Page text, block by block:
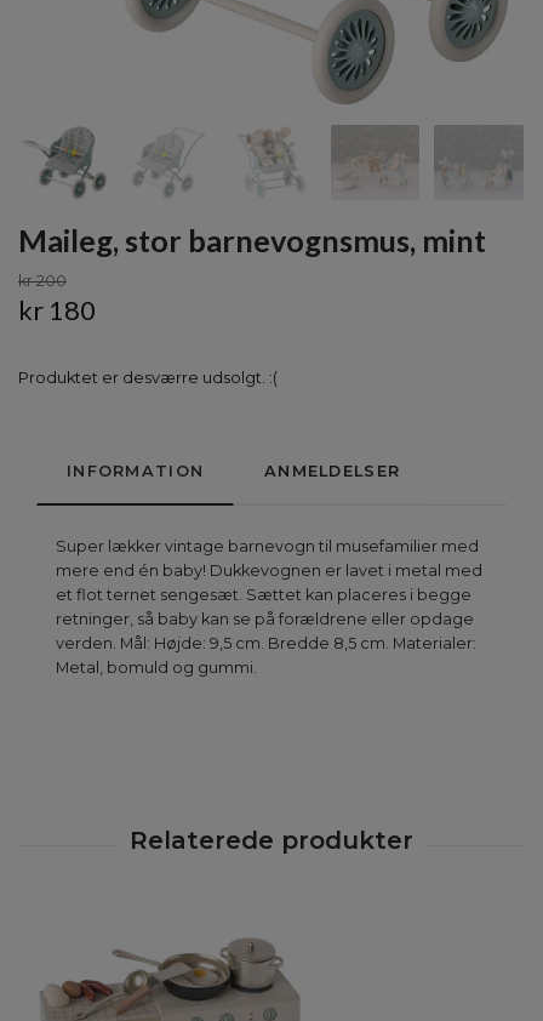
Maileg, stor barnevognsmus, mint
kr 200
kr 180
Produktet er desværre udsolgt. :(
INFORMATION ANMELDELSER
Super lækker vintage barnevogn til musefamilier med
mere end én baby! Dukkevognen er lavet i metal med
et flot ternet sengesæt. Sættet kan placeres i begge
retninger, så baby kan se på forældrene eller opdage
verden. Mål: Højde: 9,5 cm. Bredde 8,5 cm. Materialer:
Metal, bomuld og gummi.